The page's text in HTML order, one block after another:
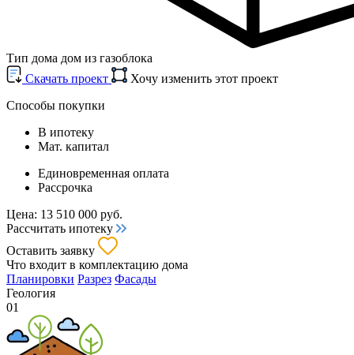
Тип дома дом из газоблока
Cкачать проект
Хочу изменить этот проект
Способы покупки
В ипотеку
Мат. капитал
Единовременная оплата
Рассрочка
Цена: 13 510 000 руб.
Рассчитать ипотеку
Оставить заявку
Что входит в комплектацию дома
Планировки Разрез Фасады
Геология
01